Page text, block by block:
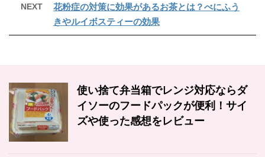
NEXT
花粉症の対策に効果があるお茶とは？べにふう
きやルイボスティーの効果
使い捨て弁当箱でレンジ対応ならダ
イソーのフードパックが便利！サイ
ズや使った感想をレビュー